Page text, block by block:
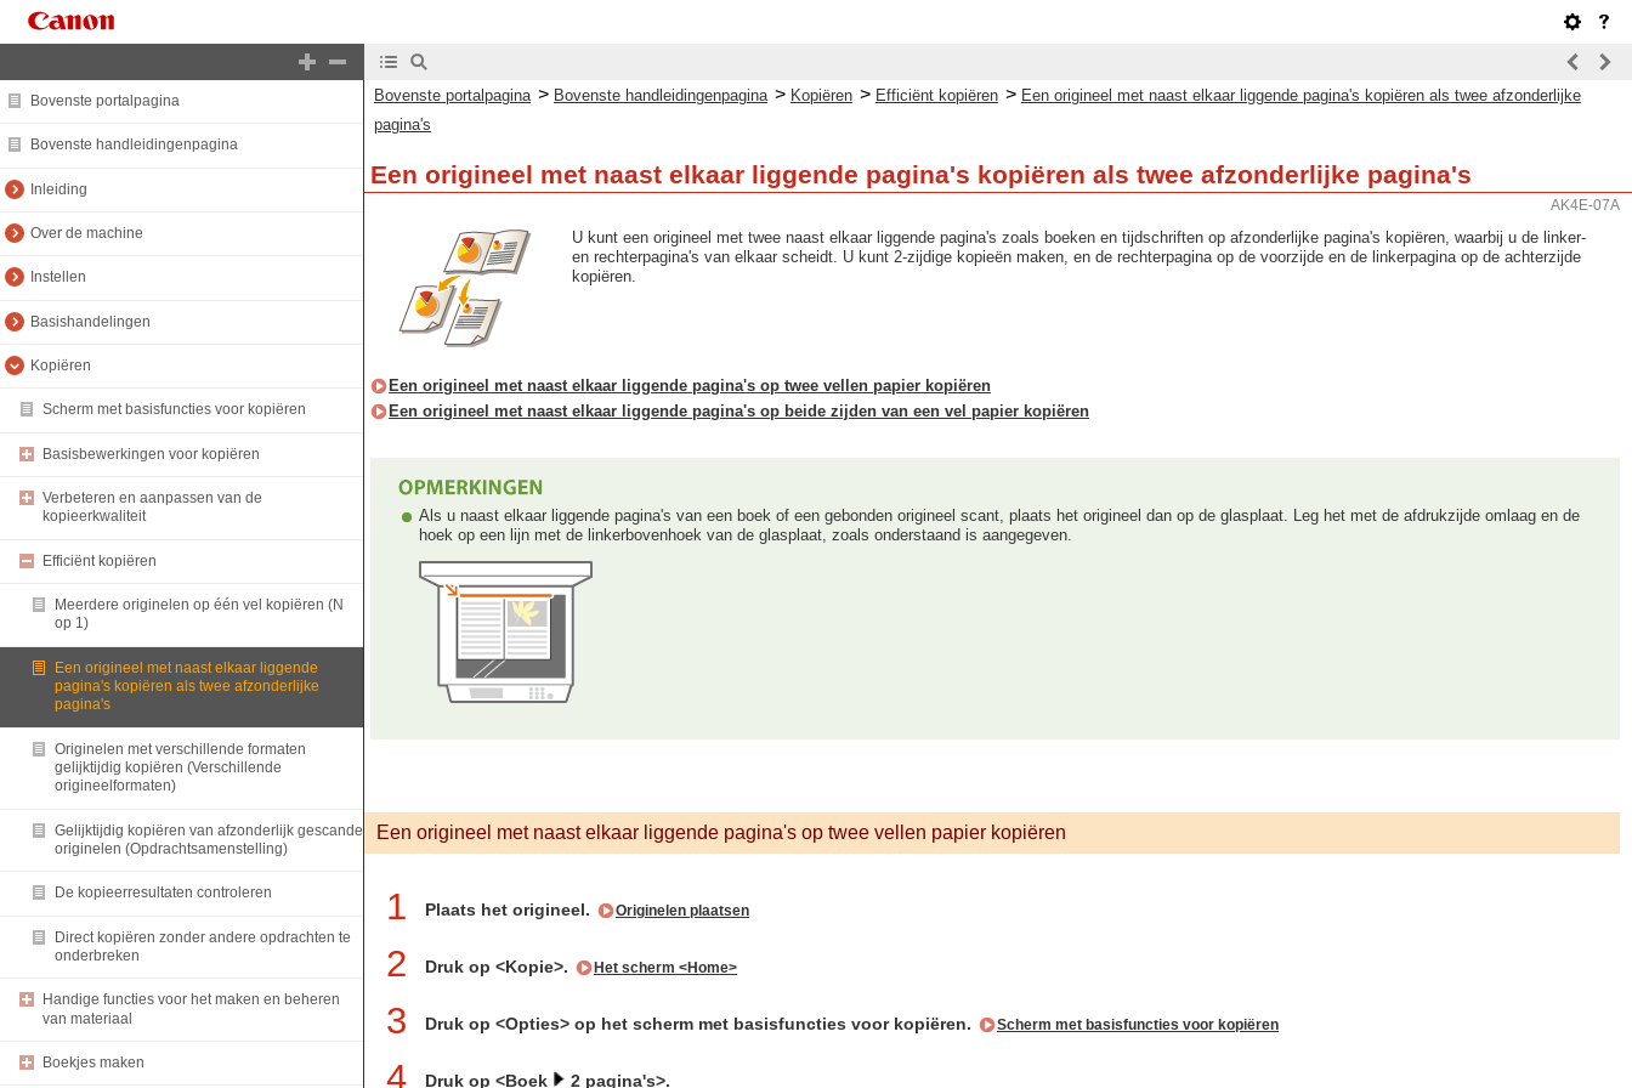
Bovenste portalpagina
Bovenste handleidingenpagina
Inleiding
Over de machine
Instellen
Basishandelingen
Kopiëren
Scherm met basisfuncties voor kopiëren
Basisbewerkingen voor kopiëren
Verbeteren en aanpassen van de
kopieerkwaliteit
Efficiënt kopiëren
Meerdere originelen op één vel kopiëren (N
op 1)
Een origineel met naast elkaar liggende
pagina's kopiëren als twee afzonderlijke
pagina's
Originelen met verschillende formaten
gelijktijdig kopiëren (Verschillende
origineelformaten)
Gelijktijdig kopiëren van afzonderlijk gescande
originelen (Opdrachtsamenstelling)
De kopieerresultaten controleren
Direct kopiëren zonder andere opdrachten te
onderbreken
Handige functies voor het maken en beheren
van materiaal
Boekjes maken
Bovenste portalpagina > Bovenste handleidingenpagina > Kopiëren > Efficiënt kopiëren > Een origineel met naast elkaar liggende pagina's kopiëren als twee afzonderlijke
pagina's
Een origineel met naast elkaar liggende pagina's kopiëren als twee afzonderlijke pagina's
AK4E-07A
U kunt een origineel met twee naast elkaar liggende pagina's zoals boeken en tijdschriften op afzonderlijke pagina's kopiëren, waarbij u de linker-
en rechterpagina's van elkaar scheidt. U kunt 2-zijdige kopieën maken, en de rechterpagina op de voorzijde en de linkerpagina op de achterzijde
kopiëren.
Een origineel met naast elkaar liggende pagina's op twee vellen papier kopiëren
Een origineel met naast elkaar liggende pagina's op beide zijden van een vel papier kopiëren
Als u naast elkaar liggende pagina's van een boek of een gebonden origineel scant, plaats het origineel dan op de glasplaat. Leg het met de afdrukzijde omlaag en de
hoek op een lijn met de linkerbovenhoek van de glasplaat, zoals onderstaand is aangegeven.
Een origineel met naast elkaar liggende pagina's op twee vellen papier kopiëren
1 Plaats het origineel. Originelen plaatsen
2 Druk op <Kopie>. Het scherm <Home>
3 Druk op <Opties> op het scherm met basisfuncties voor kopiëren. Scherm met basisfuncties voor kopiëren
4 Druk op <Boek 2 pagina's>.